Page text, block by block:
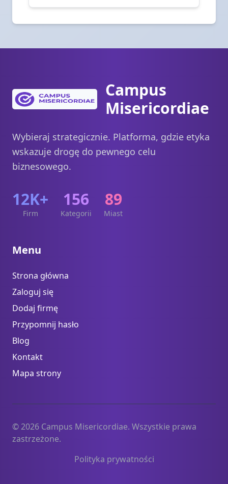
Campus
Misericordiae
Wybieraj strategicznie. Platforma, gdzie etyka
wskazuje drogę do pewnego celu
biznesowego.
12K+
Firm
156
Kategorii
89
Miast
Menu
Strona główna
Zaloguj się
Dodaj firmę
Przypomnij hasło
Blog
Kontakt
Mapa strony
© 2026 Campus Misericordiae. Wszystkie prawa
zastrzeżone.
Polityka prywatności